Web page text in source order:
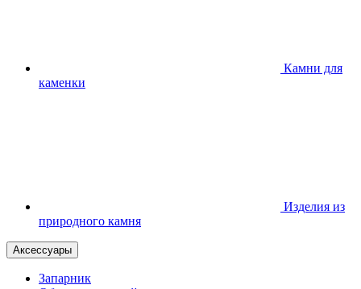
Камни для
каменки
Изделия из
природного камня
Аксессуары
Запарник